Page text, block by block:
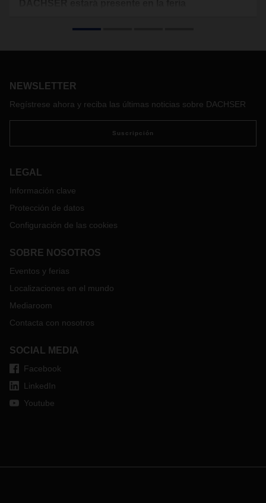
presenta los días 5 y 6 de junio en el MOC Event and Order
el stand 09 del pabellón 3, el proveedor de servicios
transporte y logística para la industria cosmética. Esta es la
segunda vez que DACHSER asiste a la feria.
NEWSLETTER
Regístrese ahora y reciba las últimas noticias sobre DACHSER
Suscripción
LEGAL
Información clave
Protección de datos
Configuración de las cookies
SOBRE NOSOTROS
Eventos y ferias
Localizaciones en el mundo
Mediaroom
Contacta con nosotros
SOCIAL MEDIA
Facebook
LinkedIn
Youtube